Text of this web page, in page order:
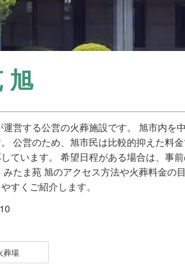
旭
営する公営の火葬施設です。 旭市内を
公営のため、旭市民は比較的抑えた料
ています。 希望日程がある場合は、事
たま苑 旭のアクセス方法や火葬料金の
すくご紹介します。
葬場